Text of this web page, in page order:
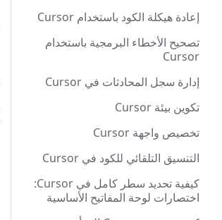
إعادة هيكلة الكود باستخدام Cursor
تصحيح الأخطاء البرمجية باستخدام
Cursor
إدارة سجل المحادثات في Cursor
تكوين بيئة Cursor
تخصيص واجهة Cursor
التنسيق التلقائي للكود في Cursor
كيفية تحديد سطر كامل في Cursor:
اختصارات لوحة المفاتيح الأساسية